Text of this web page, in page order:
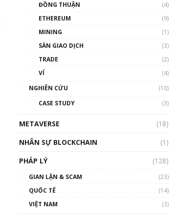
Blockchain đang được ứng
01:34:46
ĐỒNG THUẬN
(4)
ETHEREUM
(9)
MINING
(1)
SÀN GIAO DỊCH
(3)
TRADE
(2)
VÍ
(4)
NGHIÊN CỨU
(10)
CASE STUDY
(3)
METAVERSE
(18)
NHÂN SỰ BLOCKCHAIN
(1)
PHÁP LÝ
(128)
GIAN LẬN & SCAM
(23)
QUỐC TẾ
(14)
VIỆT NAM
(3)